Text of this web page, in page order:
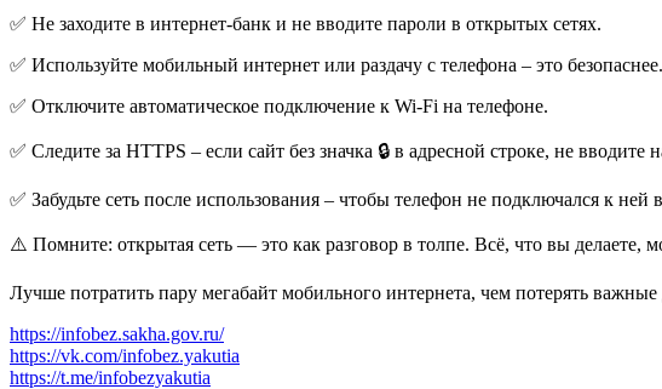
✅ Не заходите в интернет-банк и не вводите пароли в открытых сетях.
✅ Используйте мобильный интернет или раздачу с телефона – это безопаснее.
✅ Отключите автоматическое подключение к Wi-Fi на телефоне.
✅ Следите за HTTPS – если сайт без значка 🔒 в адресной строке, не
✅ Забудьте сеть после использования – чтобы телефон не подключался к ней
⚠️ Помните: открытая сеть — это как разговор в толпе. Всё, что вы делаете,
Лучше потратить пару мегабайт мобильного интернета, чем потерять
https://infobez.sakha.gov.ru/
https://vk.com/infobez.yakutia
https://t.me/infobezyakutia